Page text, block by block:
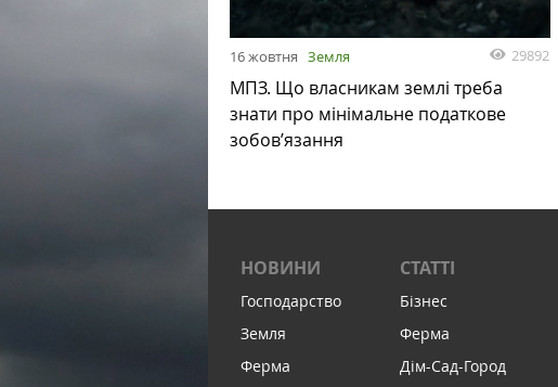
16 жовтня Земля 29892
МПЗ. Що власникам землі треба
знати про мінімальне податкове
зобов’язання
НОВИНИ
Господарство
Земля
Ферма
СТАТТІ
Бізнес
Ферма
Дім-Сад-Город